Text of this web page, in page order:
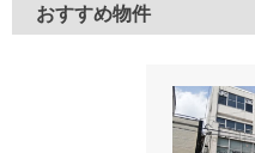
おすすめ物件